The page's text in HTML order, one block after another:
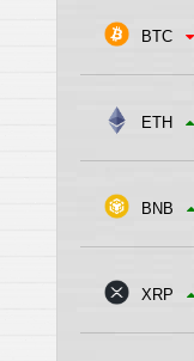
BTC
ETH
BNB
XRP